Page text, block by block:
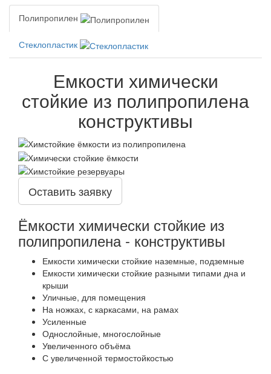
Полипропилен
Стеклопластик
Емкости химически
стойкие из полипропилена
конструктивы
Оставить заявку
Ёмкости химически стойкие из
полипропилена - конструктивы
Емкости химически стойкие наземные, подземные
Емкости химически стойкие разными типами дна и
крыши
Уличные, для помещения
На ножках, с каркасами, на рамах
Усиленные
Однослойные, многослойные
Увеличенного объёма
С увеличенной термостойкостью